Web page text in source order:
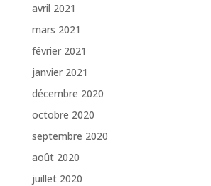
avril 2021
mars 2021
février 2021
janvier 2021
décembre 2020
octobre 2020
septembre 2020
août 2020
juillet 2020